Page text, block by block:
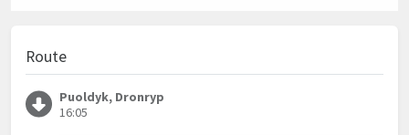
Route
Puoldyk, Dronryp
16:05